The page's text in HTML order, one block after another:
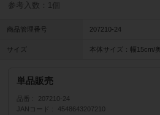
参考入数：1個
商品管理番号 207210-24
サイズ 本体サイズ：幅15cm/
単品販売
品番
207210-24
JANコード
4548643207210